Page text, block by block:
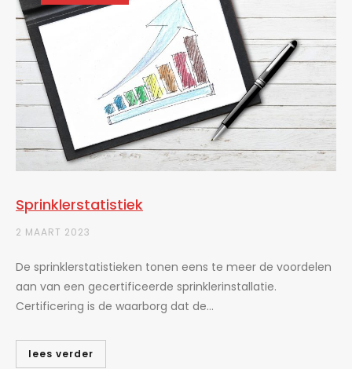
Sprinklerstatistiek
2 MAART 2023
De sprinklerstatistieken tonen eens te meer de voordelen
aan van een gecertificeerde sprinklerinstallatie.
Certificering is de waarborg dat de...
lees verder